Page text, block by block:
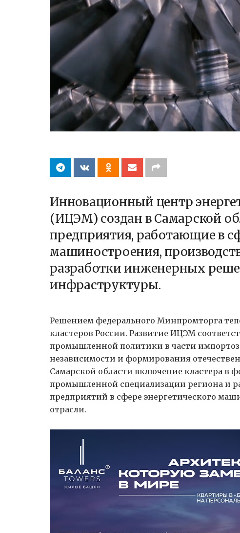
Инновационный центр
(ИЦЭМ) создан в Самарской
предприятия, работающие в
машиностроения,
разработки инженерных
инфраструктуры.
Решением федерального Минпромторга
кластеров России. Развитие ИЦЭМ
промышленной политики в части
независимости и формирования
Самарской области включение кластера в
промышленной специализации региона и
предприятий в сфере энергетического
отрасли.